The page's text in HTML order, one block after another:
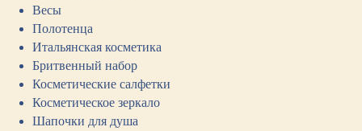
Весы
Полотенца
Итальянская косметика
Бритвенный набор
Косметические салфетки
Косметическое зеркало
Шапочки для душа